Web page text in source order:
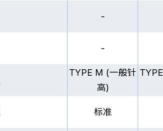
-
-
TYPE M (一般针
高)
标准